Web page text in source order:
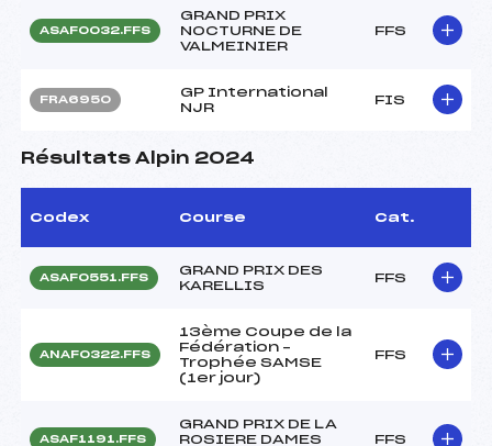
ASAF0032.FFS
GRAND PRIX
NOCTURNE DE
VALMEINIER
FFS
FRA6950
GP International
NJR
FIS
Résultats Alpin 2024
Codex Course Cat.
ASAF0551.FFS
GRAND PRIX DES
KARELLIS
FFS
ANAF0322.FFS
13ème Coupe de la
Fédération –
Trophée SAMSE
(1er jour)
FFS
ASAF1191.FFS
GRAND PRIX DE LA
ROSIERE DAMES
FFS